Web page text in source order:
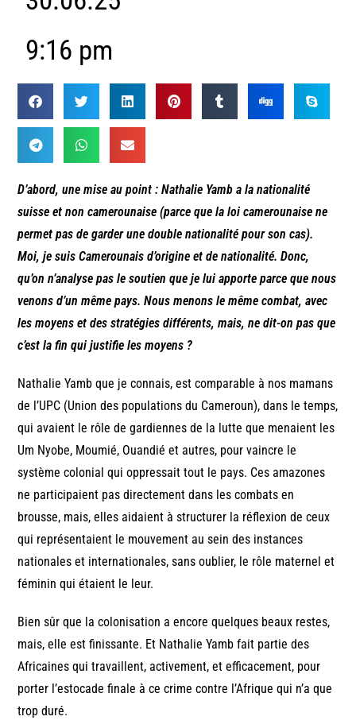
9:16 pm
D’abord, une mise au point : Nathalie Yamb a la nationalité
suisse et non camerounaise (parce que la loi camerounaise ne
permet pas de garder une double nationalité pour son cas).
Moi, je suis Camerounais d’origine et de nationalité. Donc,
qu’on n’analyse pas le soutien que je lui apporte parce que nous
venons d’un même pays. Nous menons le même combat, avec
les moyens et des stratégies différents, mais, ne dit-on pas que
c’est la fin qui justifie les moyens ?
Nathalie Yamb que je connais, est comparable à nos mamans
de l’UPC (Union des populations du Cameroun), dans le temps,
qui avaient le rôle de gardiennes de la lutte que menaient les
Um Nyobe, Moumié, Ouandié et autres, pour vaincre le
système colonial qui oppressait tout le pays. Ces amazones
ne participaient pas directement dans les combats en
brousse, mais, elles aidaient à structurer la réflexion de ceux
qui représentaient le mouvement au sein des instances
nationales et internationales, sans oublier, le rôle maternel et
féminin qui étaient le leur.
Bien sûr que la colonisation a encore quelques beaux restes,
mais, elle est finissante. Et Nathalie Yamb fait partie des
Africaines qui travaillent, activement, et efficacement, pour
porter l’estocade finale à ce crime contre l’Afrique qui n’a que
trop duré.